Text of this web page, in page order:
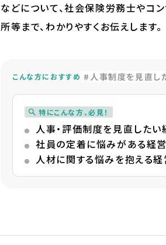
などについて、社会保険労務士やコ
所等まで、わかりやすくお伝えします。
こんな方におすすめ 人事制度を見直し
特にこんな方、必見！
人事・評価制度を見直した
社員の定着に悩みがある経
人材に関する悩みを抱える